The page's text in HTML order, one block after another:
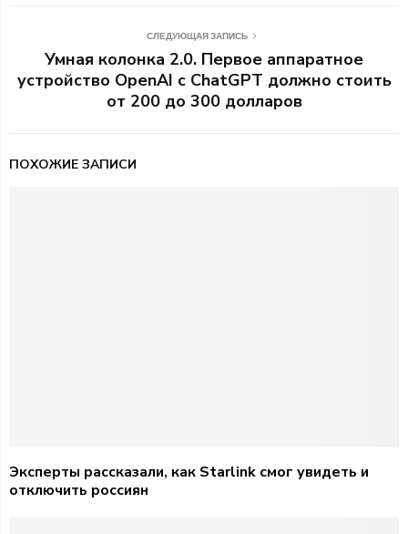
СЛЕДУЮЩАЯ ЗАПИСЬ
Умная колонка 2.0. Первое аппаратное
устройство OpenAI с ChatGPT должно стоить
от 200 до 300 долларов
ПОХОЖИЕ ЗАПИСИ
Эксперты рассказали, как Starlink смог увидеть и
отключить россиян